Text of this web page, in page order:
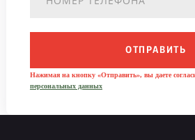
ОТПРАВИТЬ
Нажимая на кнопку «Отправить», вы даете
персональных данных